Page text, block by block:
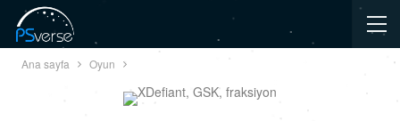
Ana sayfa Oyun